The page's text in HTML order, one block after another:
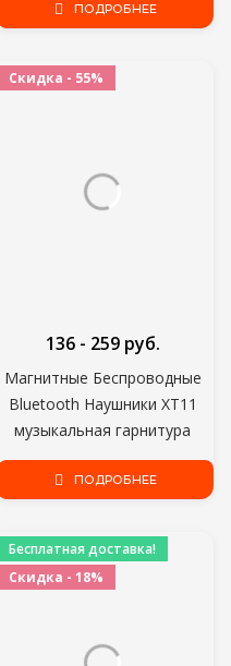
мини-гарнитура стерео
ПОДРОБНЕЕ
Скидка - 55%
Магнитные Беспроводные
Bluetooth Наушники XT11
музыкальная гарнитура
Телефон Шейный Ремешок
спортивные Наушники
iPhone Samsung Xiaomi
136 - 259 руб.
ПОДРОБНЕЕ
Бесплатная доставка!
Скидка - 18%